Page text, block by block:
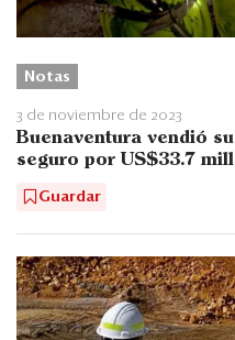
Notas
3 de noviembre de 2023
Buenaventura vendió
seguro por US$33.7
Guardar